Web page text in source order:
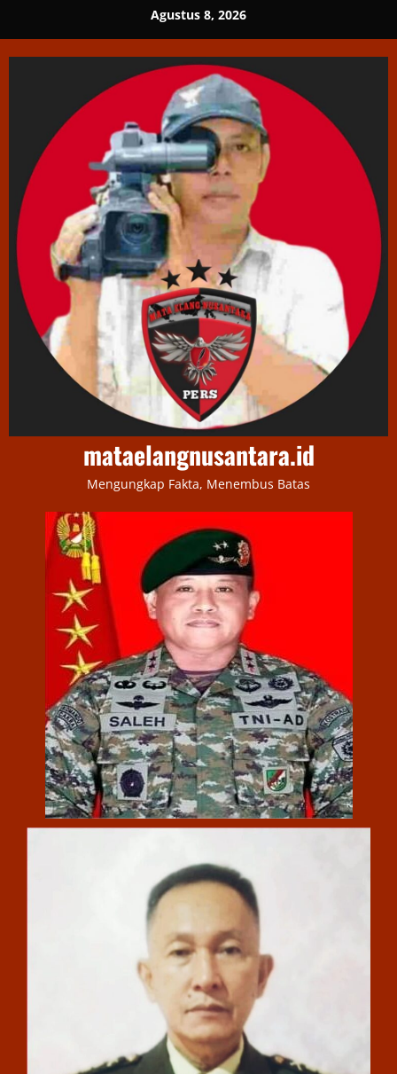
to
content
Agustus 8, 2026
mataelangnusantara.id
Mengungkap Fakta, Menembus Batas